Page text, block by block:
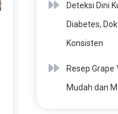
Deteksi Dini
Diabetes,
Konsisten
Resep
Mudah dan